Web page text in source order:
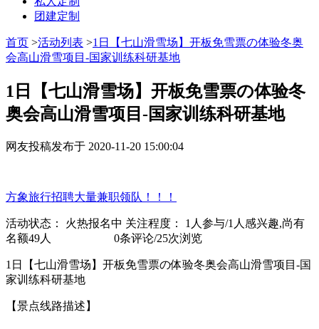
团建定制
首页 >活动列表 >1日【七山滑雪场】开板免雪票の体验冬奥
会高山滑雪项目-国家训练科研基地
1日【七山滑雪场】开板免雪票の体验冬
奥会高山滑雪项目-国家训练科研基地
网友投稿发布于 2020-11-20 15:00:04
方象旅行招聘大量兼职领队！！！
活动状态： 火热报名中 关注程度： 1人参与/1人感兴趣,尚有
名额49人 0条评论/25次浏览
1日【七山滑雪场】开板免雪票の体验冬奥会高山滑雪项目-国
家训练科研基地
【景点线路描述】